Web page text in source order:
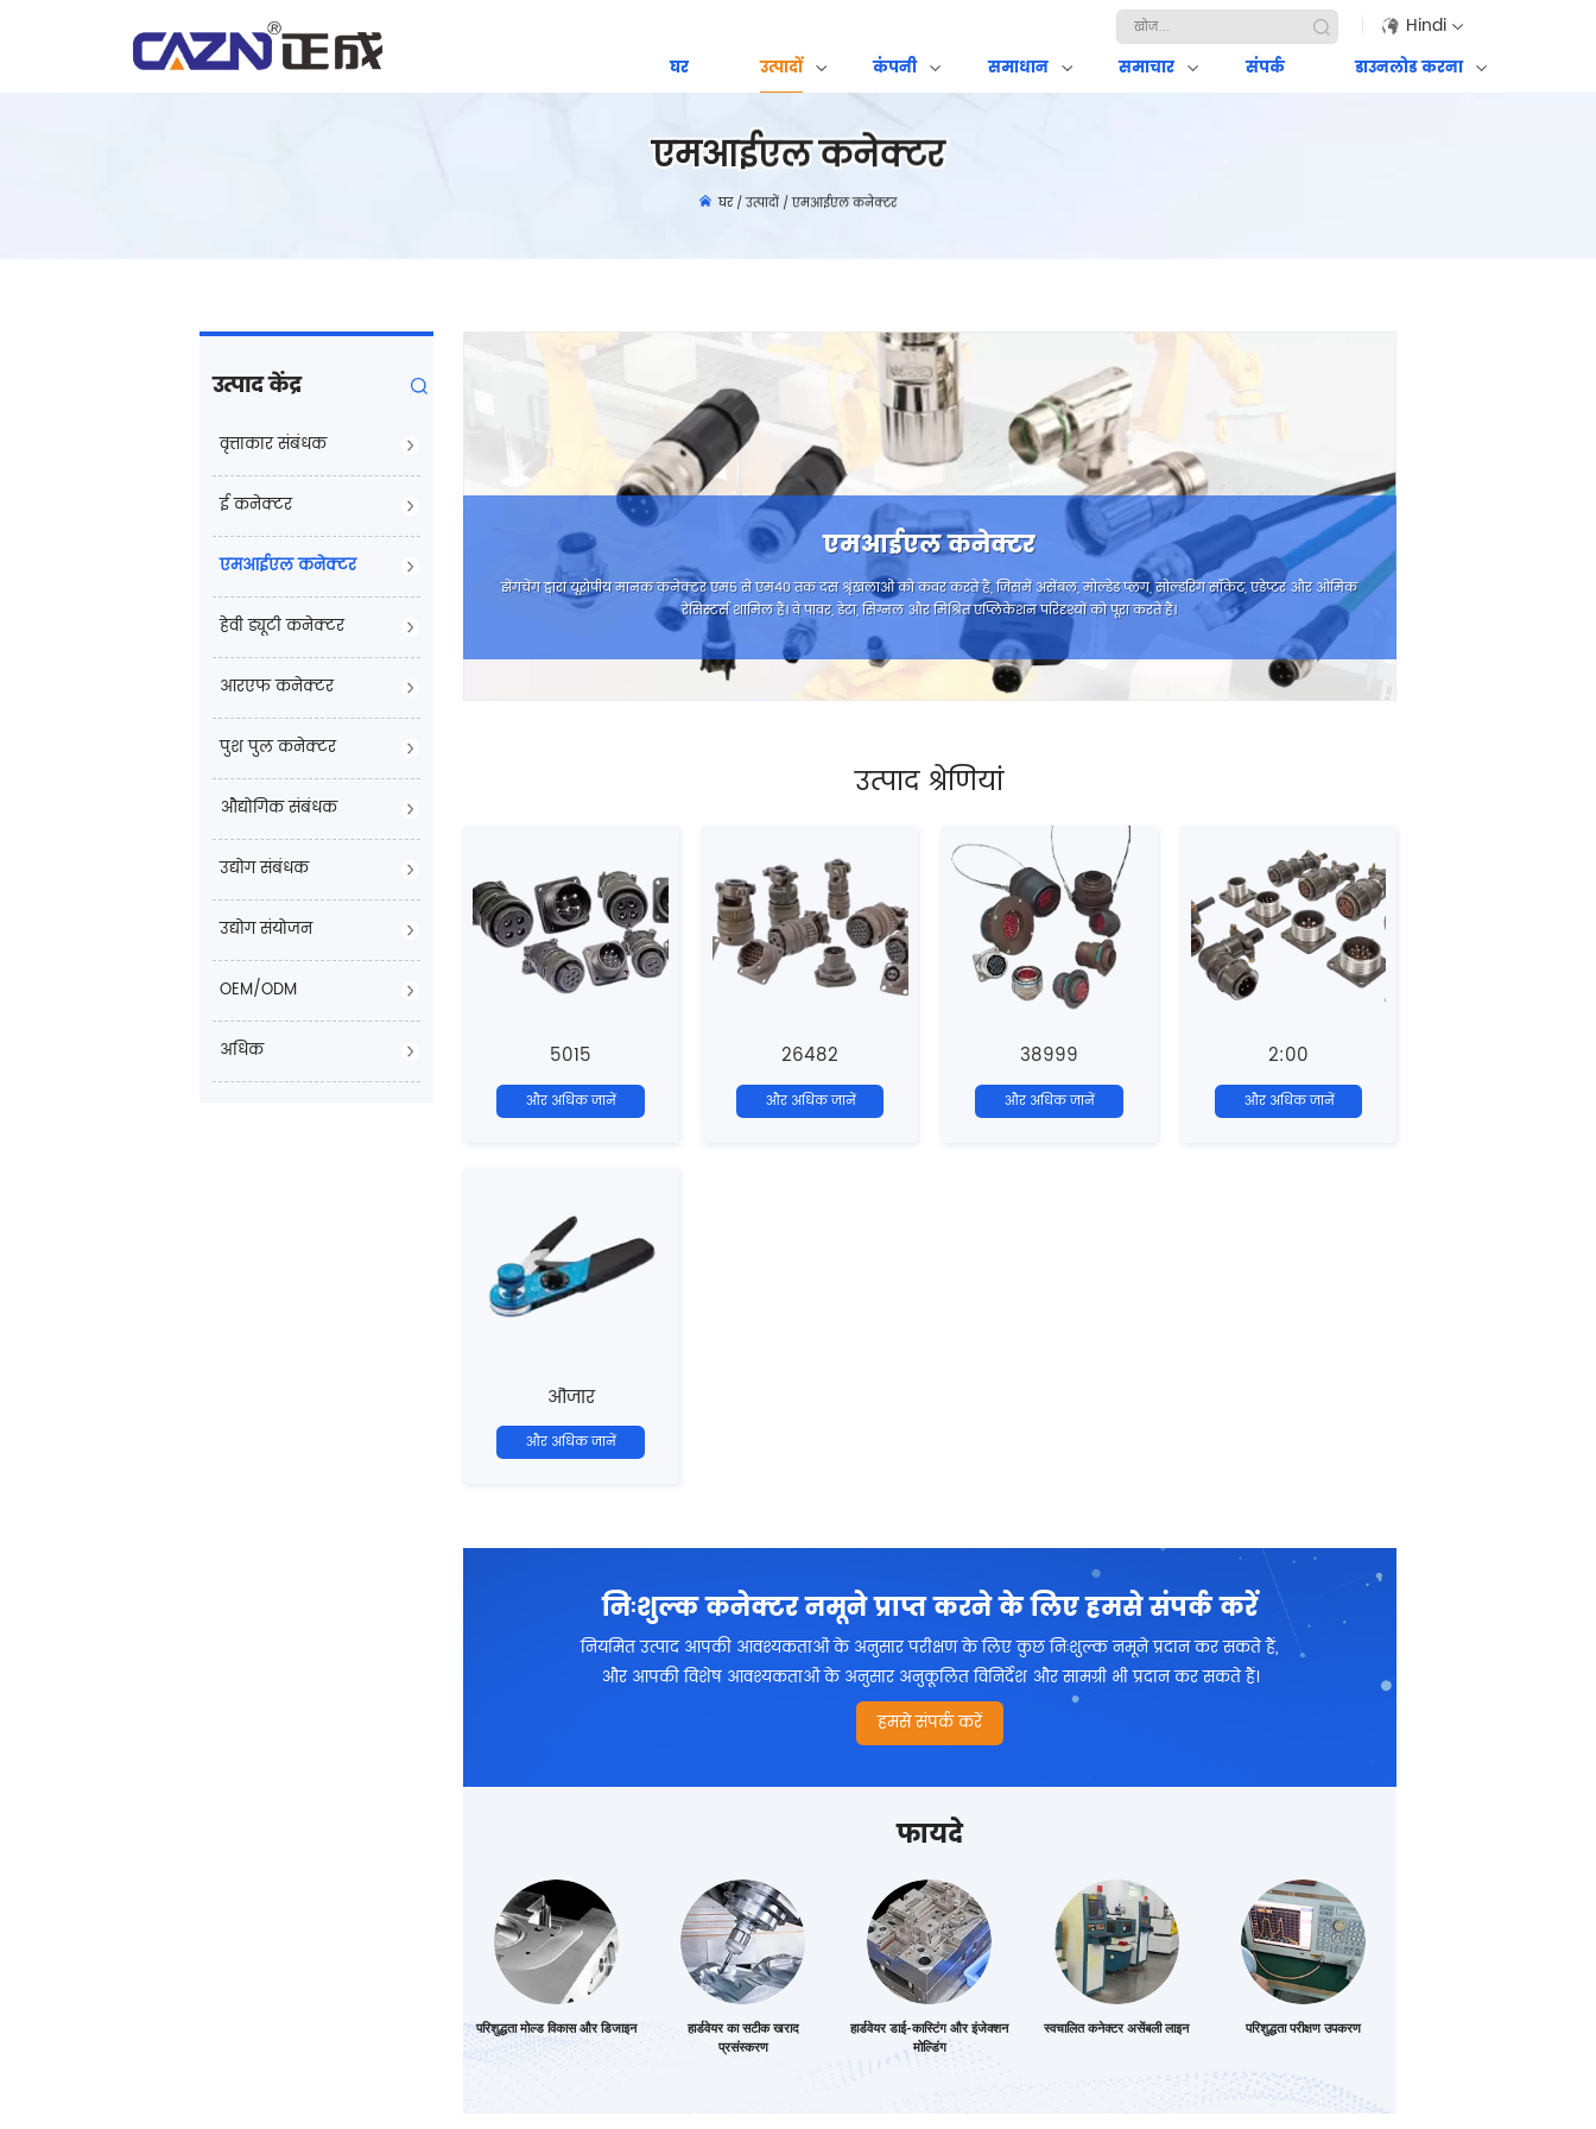
Hindi
घर उत्पादों कंपनी समाधान समाचार संपर्क डाउनलोड करना
एमआईएल कनेक्टर
घर/उत्पादों /एमआईएल कनेक्टर
उत्पाद केंद्र
वृत्ताकार संबंधक
ई कनेक्टर
एमआईएल कनेक्टर
हेवी ड्यूटी कनेक्टर
आरएफ कनेक्टर
पुश पुल कनेक्टर
औद्योगिक संबंधक
उद्योग संबंधक
उद्योग संयोजन
OEM/ODM
अधिक
एमआईएल कनेक्टर
झेंगचेंग द्वारा यूरोपीय मानक कनेक्टर एम5 से एम40 तक दस श्रृंखलाओं को कवर करते हैं, जिसमें असेंबल, मोल्डेड प्लग, सोल्डरिंग सॉकेट, एडेप्टर और ओमिक
रेसिस्टर्स शामिल हैं। वे पावर, डेटा, सिग्नल और मिश्रित एप्लिकेशन परिदृश्यों को पूरा करते हैं।
उत्पाद श्रेणियां
5015
और अधिक जानें
26482
और अधिक जानें
38999
और अधिक जानें
2:00
और अधिक जानें
औजार
और अधिक जानें
निःशुल्क कनेक्टर नमूने प्राप्त करने के लिए हमसे संपर्क करें
नियमित उत्पाद आपकी आवश्यकताओं के अनुसार परीक्षण के लिए कुछ निःशुल्क नमूने प्रदान कर सकते हैं,
और आपकी विशेष आवश्यकताओं के अनुसार अनुकूलित विनिर्देश और सामग्री भी प्रदान कर सकते हैं।
हमसे संपर्क करें
फायदे
परिशुद्धता मोल्ड विकास और डिजाइन
हार्डवेयर का सटीक खराद
प्रसंस्करण
हार्डवेयर डाई-कास्टिंग और इंजेक्शन
मोल्डिंग
स्वचालित कनेक्टर असेंबली लाइन परिशुद्धता परीक्षण उपकरण